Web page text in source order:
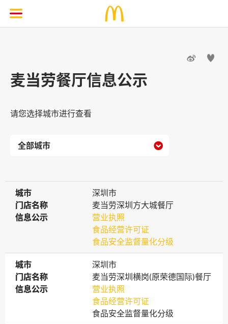
 
麦当劳餐厅信息公示
请您选择城市进行查看

城市
城市
深圳市
门店名称
门店名称
麦当劳深圳方大城餐厅
信息公示
信息公示
营业执照
食品经营许可证
食品安全监督量化分级
城市
城市
深圳市
门店名称
门店名称
麦当劳深圳横岗(原荣德国际)餐厅
信息公示
信息公示
营业执照
食品经营许可证
食品安全监督量化分级